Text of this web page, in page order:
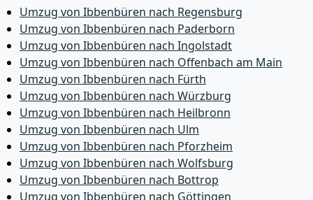
Umzug von Ibbenbüren nach Regensburg
Umzug von Ibbenbüren nach Paderborn
Umzug von Ibbenbüren nach Ingolstadt
Umzug von Ibbenbüren nach Offenbach am Main
Umzug von Ibbenbüren nach Fürth
Umzug von Ibbenbüren nach Würzburg
Umzug von Ibbenbüren nach Heilbronn
Umzug von Ibbenbüren nach Ulm
Umzug von Ibbenbüren nach Pforzheim
Umzug von Ibbenbüren nach Wolfsburg
Umzug von Ibbenbüren nach Bottrop
Umzug von Ibbenbüren nach Göttingen